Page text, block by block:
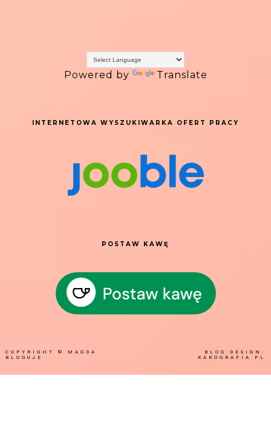
Powered by Translate
INTERNETOWA WYSZUKIWARKA OFERT PRACY
POSTAW KAWĘ
COPYRIGHT ©
MAGDA
BLOGUJE
BLOG DESIGN:
KAROGRAFIA.PL